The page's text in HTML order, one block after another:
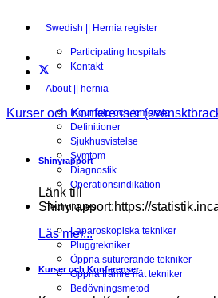
Swedish || Hernia register
Participating hospitals
Kontakt
About || hernia
Inguinala och femorala
Definitioner
Sjukhusvistelse
Symtom
Diagnostik
Operationsindikation
Techniques
Laparoskopiska tekniker
Pluggtekniker
Öppna suturerande tekniker
Öppna främre nät tekniker
Bedövningsmetod
Kurser och Konferenser
Shinyrapport
Länk till
Shinyrapport:https://
Läs mer...
Kurser och Konferenser